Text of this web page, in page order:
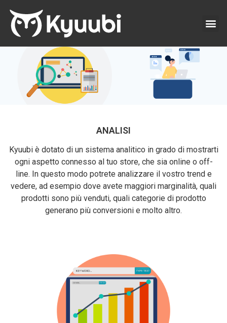
ANALISI
Kyuubi è dotato di un sistema analitico in grado di mostrarti
ogni aspetto connesso al tuo store, che sia online o off-
line. In questo modo potrete analizzare il vostro trend e
vedere, ad esempio dove avete maggiori marginalità, quali
prodotti sono più venduti, quali categorie di prodotto
generano più conversioni e molto altro.